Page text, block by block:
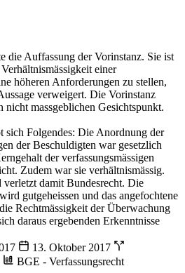
die Auffassung der Vorinstanz. Sie ist
einer
höheren Anforderungen zu stellen,
verweigert. Die Vorinstanz
nicht massgeblichen Gesichtspunkt.
sich Folgendes: Die Anordnung der
der Beschuldigten war gesetzlich
der verfassungsmässigen
Zudem war sie verhältnismässig.
verletzt damit Bundesrecht. Die
gutgeheissen und das angefochtene
Rechtmässigkeit der Überwachung
daraus ergebenden Erkenntnisse
13. Oktober 2017
BGE - Verfassungsrecht